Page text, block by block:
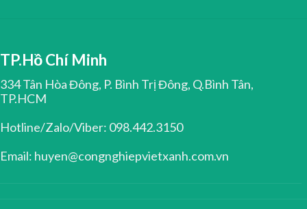
TP.Hồ Chí Minh
334 Tân Hòa Đông, P. Bình Trị Đông, Q.Bình Tân,
TP.HCM
Hotline/Zalo/Viber: 098.442.3150
Email: huyen@congnghiepvietxanh.com.vn